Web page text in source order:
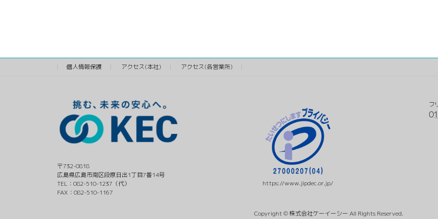
個人情報保護 アクセス(本社) アクセス(各営業所)
〒732-0818
広島県広島市南区段原日出1丁目7番14号
TEL：082-510-1237（代）
FAX：082-510-1167
https://www.jipdec.or.jp/
フ
Copyright © 株式会社ケーイーシー All Rights Reserved.